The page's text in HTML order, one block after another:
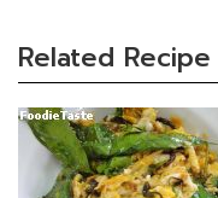
Related Recipe